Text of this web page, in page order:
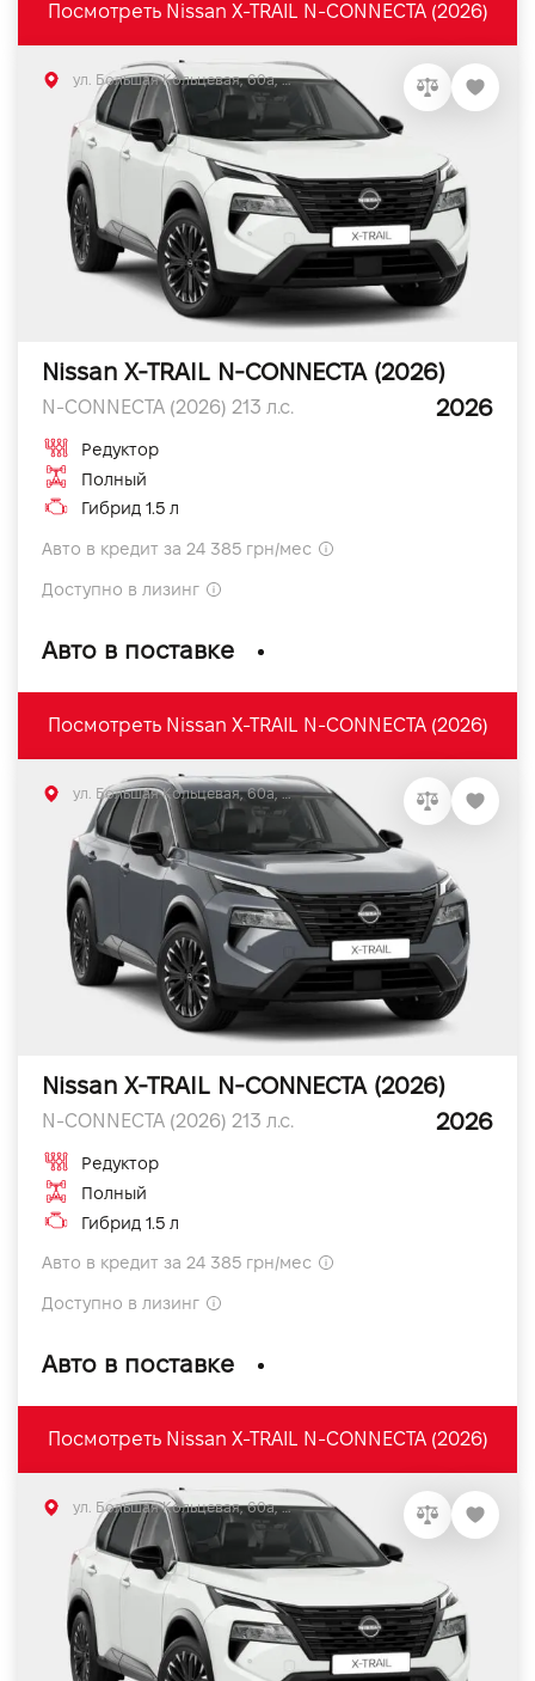
Посмотреть Nissan X-TRAIL N-CONNECTA (2026)
Nissan X-TRAIL N-CONNECTA (2026)
N-CONNECTA (2026) 213 л.с. 2026
Редуктор
Полный
Гибрид 1.5 л
Авто в кредит за 24 385 грн/мес
Доступно в лизинг
Авто в поставке
ул. Большая Кольцевая, 60а, Софиевская Борщаговка, Киевская обл.
Посмотреть Nissan X-TRAIL N-CONNECTA (2026)
Nissan X-TRAIL N-CONNECTA (2026)
N-CONNECTA (2026) 213 л.с. 2026
Редуктор
Полный
Гибрид 1.5 л
Авто в кредит за 24 385 грн/мес
Доступно в лизинг
Авто в поставке
ул. Большая Кольцевая, 60а, Софиевская Борщаговка, Киевская обл.
Посмотреть Nissan X-TRAIL N-CONNECTA (2026)
ул. Большая Кольцевая, 60а, Софиевская Борщаговка, Киевская обл.